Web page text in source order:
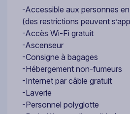
-Accessible aux personnes
(des restrictions peuvent
-Accès Wi-Fi gratuit
-Ascenseur
-Consigne à bagages
-Hébergement non-fumeurs
-Internet par câble gratuit
-Laverie
-Personnel polyglotte